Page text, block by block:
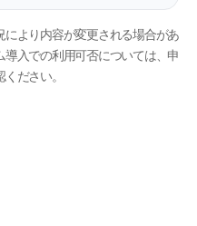
より内容が変更される場合があ
入での利用可否については、申
ださい。